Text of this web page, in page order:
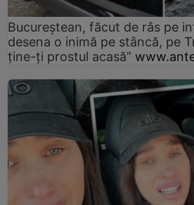
Bucureștean, făcut de râs pe
desena o inimă pe stâncă, pe
ține-ți prostul acasă”